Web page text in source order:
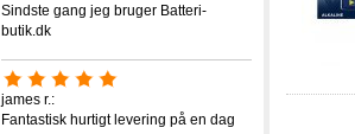
Sindste gang jeg bruger Batteri-
butik.dk
james r.:
Fantastisk hurtigt levering på en dag